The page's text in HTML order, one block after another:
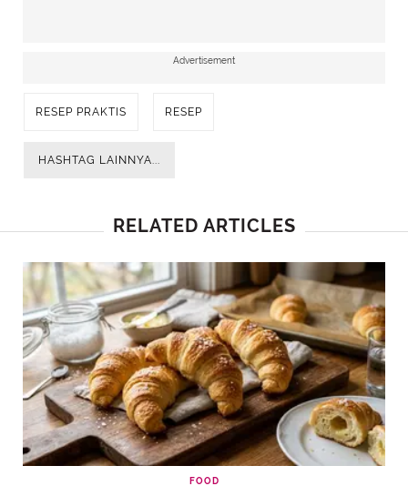
Advertisement
RESEP PRAKTIS RESEP
HASHTAG LAINNYA...
RELATED ARTICLES
FOOD